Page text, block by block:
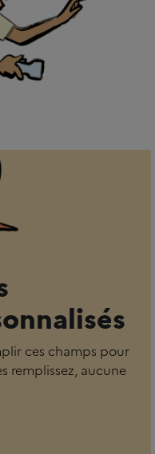
ces champs pour
remplissez, aucune